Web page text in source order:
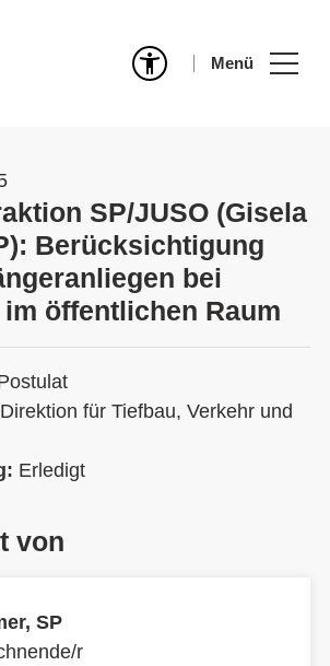
Menü
SP/JUSO (Gisela
Berücksichtigung
bei
öffentlichen Raum
Direktion für Tiefbau, Verkehr und
Erledigt
von
SP
r